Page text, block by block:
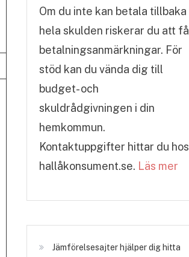
Om du inte kan betala tillbaka
hela skulden riskerar du att få
betalningsanmärkningar. För
stöd kan du vända dig till
budget- och
skuldrådgivningen i din
hemkommun.
Kontaktuppgifter hittar du hos
hallåkonsument.se. Läs mer
Jämförelsesajter hjälper dig hitta